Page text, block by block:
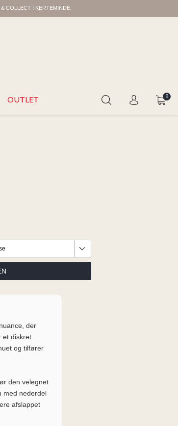
COLLECT I KERTEMINDE
OUTLET 0
der
et diskret
og tilfører
den velegnet
med nederdel
afslappet